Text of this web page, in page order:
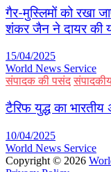
गैर-मुस्लिमों को रखा
शंकर जैन ने दायर की
15/04/2025
World News Service
संपादक की पसंद
टैरिफ युद्ध का भारतीय
10/04/2025
World News Service
Copyright © 2026